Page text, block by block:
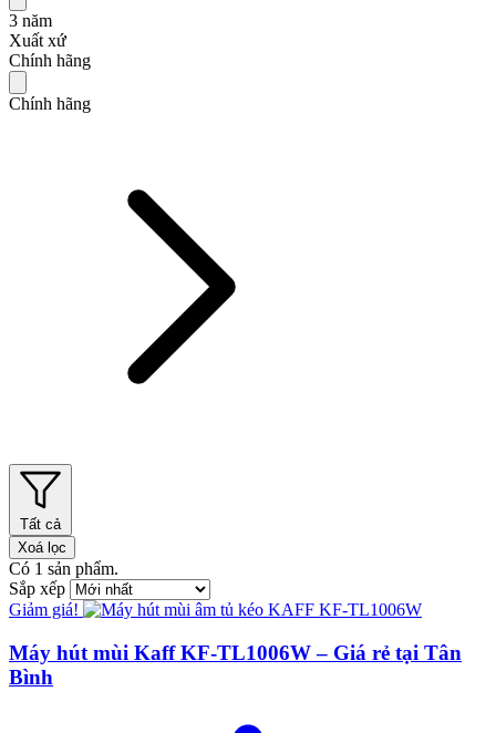
3 năm
Xuất xứ
Chính hãng
Chính hãng
Tất cả
Xoá lọc
Có 1 sản phẩm.
Sắp xếp
Giảm giá!
Máy hút mùi Kaff KF-TL1006W – Giá rẻ tại Tân
Bình